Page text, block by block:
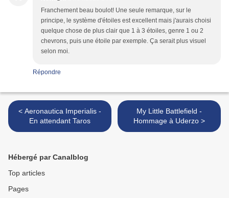
Franchement beau boulot! Une seule remarque, sur le
principe, le système d'étoiles est excellent mais j'aurais choisi
quelque chose de plus clair que 1 à 3 étoiles, genre 1 ou 2
chevrons, puis une étoile par exemple. Ça serait plus visuel
selon moi.
Répondre
< Aeronautica Imperialis -
En attendant Taros
My Little Battlefield -
Hommage à Uderzo >
Hébergé par Canalblog
Top articles
Pages